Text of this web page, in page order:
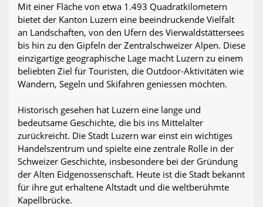
Mit einer Fläche von etwa 1.493 Quadratkilometern
bietet der Kanton Luzern eine beeindruckende Vielfalt
an Landschaften, von den Ufern des Vierwaldstättersees
bis hin zu den Gipfeln der Zentralschweizer Alpen. Diese
einzigartige geographische Lage macht Luzern zu einem
beliebten Ziel für Touristen, die Outdoor-Aktivitäten wie
Wandern, Segeln und Skifahren geniessen möchten.
Historisch gesehen hat Luzern eine lange und
bedeutsame Geschichte, die bis ins Mittelalter
zurückreicht. Die Stadt Luzern war einst ein wichtiges
Handelszentrum und spielte eine zentrale Rolle in der
Schweizer Geschichte, insbesondere bei der Gründung
der Alten Eidgenossenschaft. Heute ist die Stadt bekannt
für ihre gut erhaltene Altstadt und die weltberühmte
Kapellbrücke.